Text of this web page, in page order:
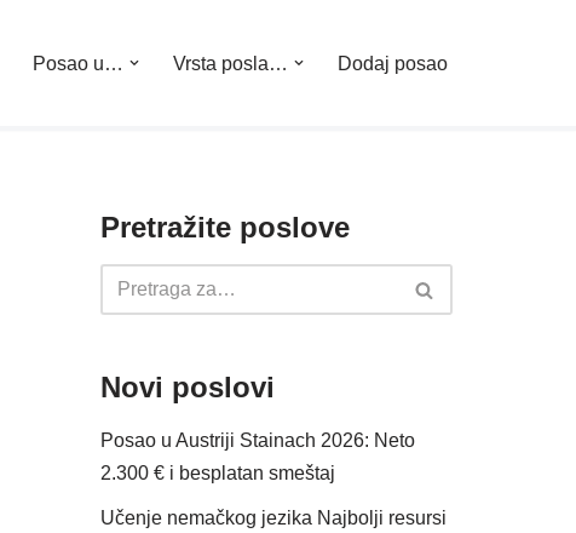
Posao u… Vrsta posla… Dodaj posao
Pretražite poslove
Novi poslovi
Posao u Austriji Stainach 2026: Neto
2.300 € i besplatan smeštaj
Učenje nemačkog jezika Najbolji resursi